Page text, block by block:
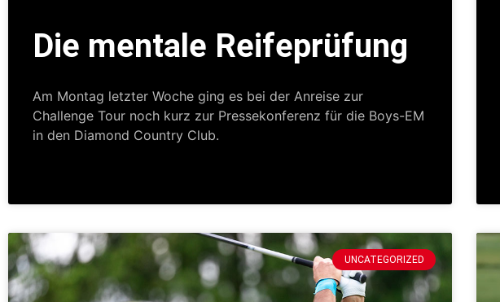
Die mentale Reifeprüfung
Am Montag letzter Woche ging es bei der Anreise zur
Challenge Tour noch kurz zur Pressekonferenz für die Boys-EM
in den Diamond Country Club.
UNCATEGORIZED